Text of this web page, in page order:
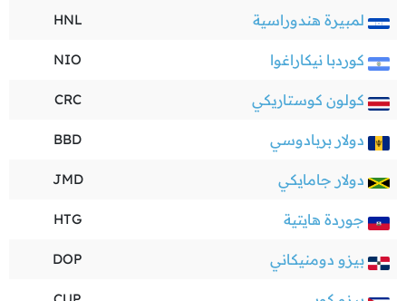
لمبيرة هندوراسية HNL
كوردبا نيكاراغوا NIO
كولون كوستاريكي CRC
دولار بربادوسي BBD
دولار جامايكي JMD
جوردة هايتية HTG
بيزو دومنيكاني DOP